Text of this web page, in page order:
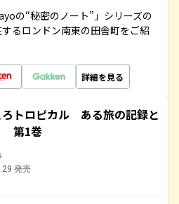
の“秘密のノート”」シリーズの
るロンドン南東の田舎町をご紹
詳細を見る
ろトロピカル ある旅の記録と
第1巻
発売